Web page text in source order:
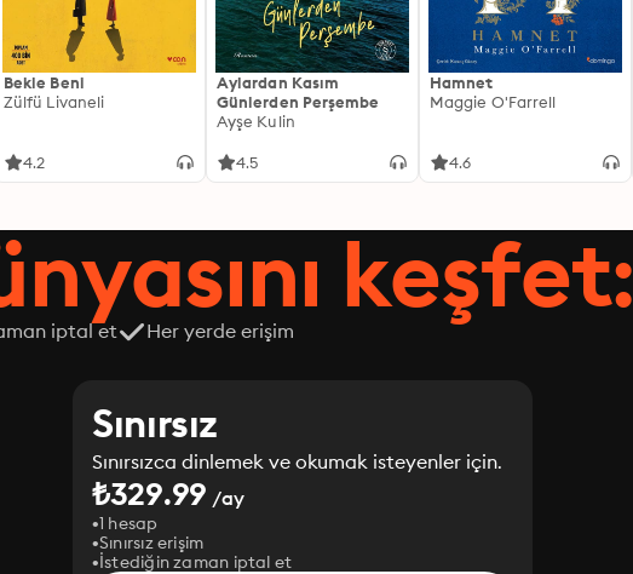
Bekle Beni
Zülfü Livaneli
4.2
Aylardan Kasım
Günlerden Perşembe
Ayşe Kulin
4.5
Hamnet
Maggie O'Farrell
4.6
keşfet:
iptal et Her yerde erişim
Sınırsız
Sınırsızca dinlemek ve okumak isteyenler için.
₺329.99 /ay
1 hesap
Sınırsız erişim
İstediğin zaman iptal et